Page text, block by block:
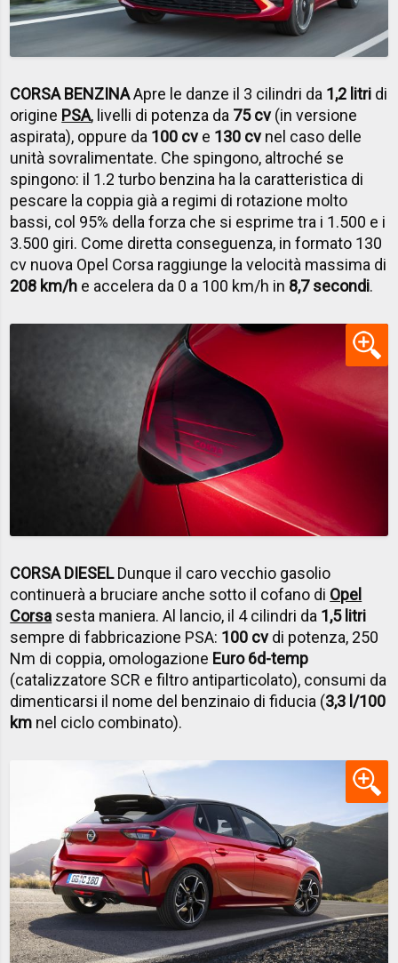
CORSA BENZINAApre le danze il 3 cilindri da 1,2 litri di
origine PSA, livelli di potenza da 75 cv(in versione
aspirata), oppure da 100 cve 130 cvnel caso delle
unità sovralimentate. Che spingono, altroché se
spingono: il 1.2 turbo benzina ha la caratteristica di
pescare la coppia già a regimi di rotazione molto
bassi, col 95% della forza che si esprime tra i 1.500 e i
3.500 giri. Come diretta conseguenza, in formato 130
cv nuova Opel Corsa raggiunge la velocità massima di
208 km/h e accelera da 0 a 100 km/h in 8,7 secondi.
CORSA DIESELDunque il caro vecchio gasolio
continuerà a bruciare anche sotto il cofano di Opel
Corsa sesta maniera. Al lancio, il 4 cilindri da 1,5 litri
sempre di fabbricazione PSA: 100 cvdi potenza, 250
Nm di coppia, omologazione Euro 6d-temp
(catalizzatore SCR e filtro antiparticolato), consumi da
dimenticarsi il nome del benzinaio di fiducia (3,3 l/100
km nel ciclo combinato).